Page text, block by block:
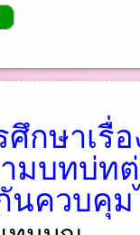
ศึกษาเรื่
มบทบ่ท
นควบคุม